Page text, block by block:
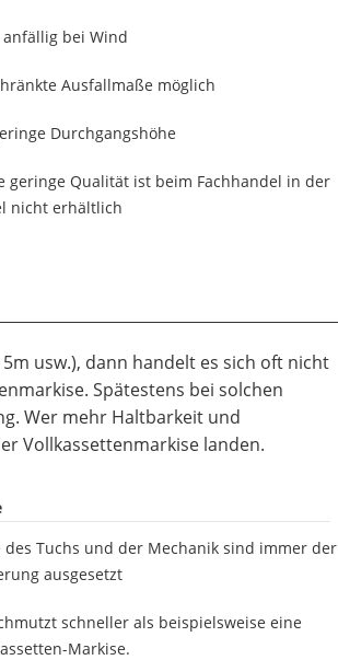
bei Wind
Ausfallmaße möglich
Durchgangshöhe
geringe Qualität ist beim Fachhandel in der
nicht erhältlich
usw.), dann handelt es sich oft nicht
Spätestens bei solchen
Wer mehr Haltbarkeit und
Vollkassettenmarkise landen.
des Tuchs und der Mechanik sind immer der
ausgesetzt
schneller als beispielsweise eine
Markise.